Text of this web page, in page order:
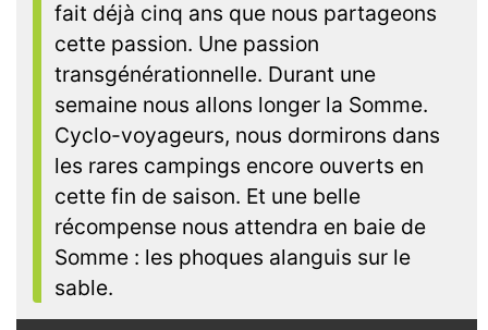
fait déjà cinq ans que nous partageons
cette passion. Une passion
transgénérationnelle. Durant une
semaine nous allons longer la Somme.
Cyclo-voyageurs, nous dormirons dans
les rares campings encore ouverts en
cette fin de saison. Et une belle
récompense nous attendra en baie de
Somme : les phoques alanguis sur le
sable.